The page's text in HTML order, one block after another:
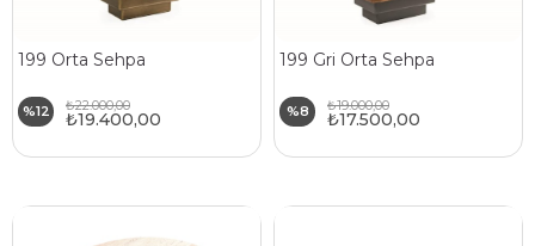
199 Orta Sehpa
%12 ₺19.400,00
₺22.000,00
199 Gri Orta Sehpa
%8 ₺17.500,00
₺19.000,00